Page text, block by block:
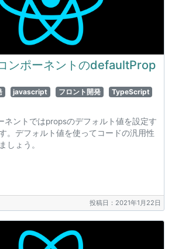
ンポーネントのdefaultProp
javascript フロント開発
TypeScript
ネントではpropsのデフォルト値を設定す
。デフォルト値を使ってコードの汎用性
しょう。
投稿日：2021年1月22日